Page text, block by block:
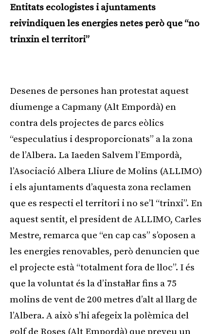
Entitats ecologistes i ajuntaments
reivindiquen les energies netes però que “no
trinxin el territori”
Desenes de persones han protestat aquest
diumenge a Capmany (Alt Empordà) en
contra dels projectes de parcs eòlics
“especulatius i desproporcionats” a la zona
de l’Albera. La Iaeden Salvem l’Empordà,
l’Asociació Albera Lliure de Molins (ALLIMO)
i els ajuntaments d’aquesta zona reclamen
que es respecti el territori i no se’l “trinxi”. En
aquest sentit, el president de ALLIMO, Carles
Mestre, remarca que “en cap cas” s’oposen a
les energies renovables, però denuncien que
el projecte està “totalment fora de lloc”. I és
que la voluntat és la d’instal·lar fins a 75
molins de vent de 200 metres d’alt al llarg de
l’Albera. A això s’hi afegeix la polèmica del
golf de Roses (Alt Empordà) que preveu un